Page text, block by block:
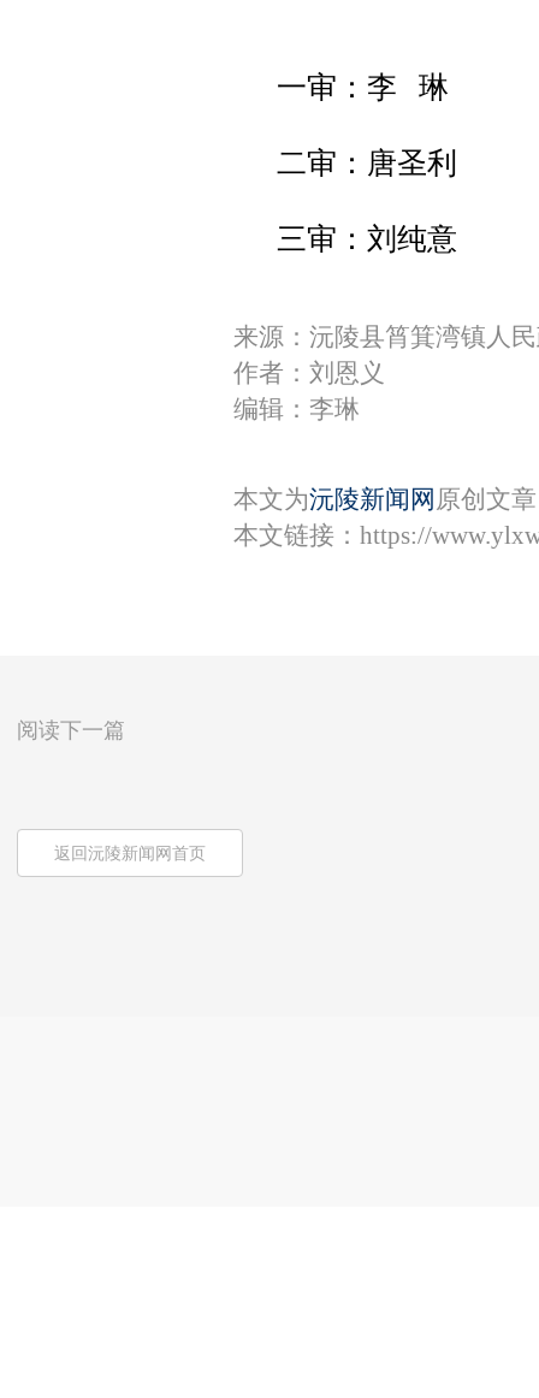
一审：李 琳
二审：唐圣利
三审：刘纯意
来源：沅陵县筲箕湾镇人
作者：刘恩义
编辑：李琳
本文为沅陵新闻网 原创文
本文链接： https://
阅读下一篇
返回沅陵新闻网首页